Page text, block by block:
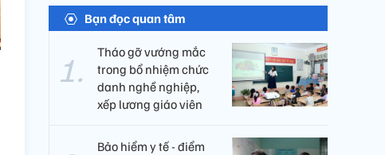
Bạn đọc quan tâm
Tháo gỡ vướng mắc
trong bổ nhiệm chức
danh nghề nghiệp,
xếp lương giáo viên
Bảo hiểm y tế - điểm